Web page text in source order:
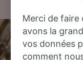
Merci de faire
avons la
vos données
comment